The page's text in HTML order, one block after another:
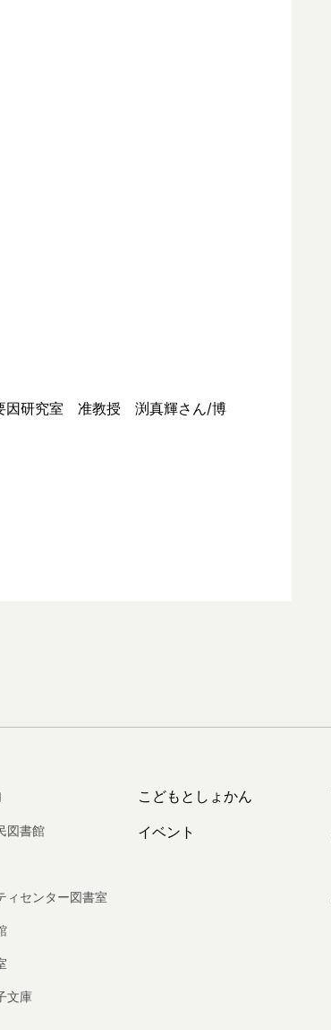
因研究室 准教授 渕真輝さん/博
図書館
ィセンター図書室
文庫
こどもとしょかん
イベント